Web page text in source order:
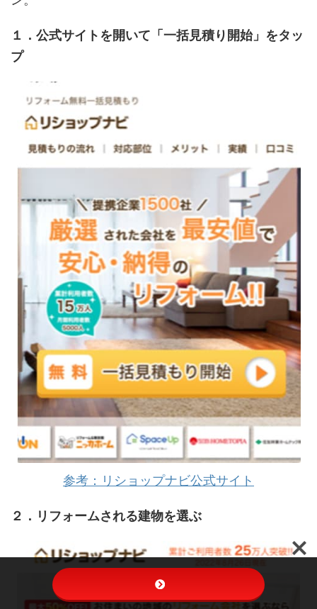
１．公式サイトを開いて「一括見積り開始」をタッ
プ
参考：リショップナビ公式サイト
２．リフォームされる建物を選ぶ